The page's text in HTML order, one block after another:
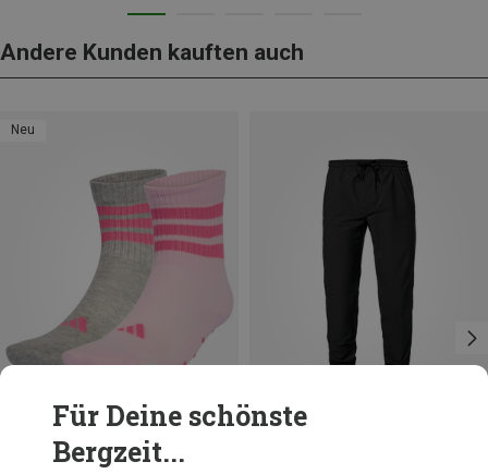
Andere Kunden kauften auch
Neu
19|20|21
22|23|24
Für Deine schönste
Bergzeit...